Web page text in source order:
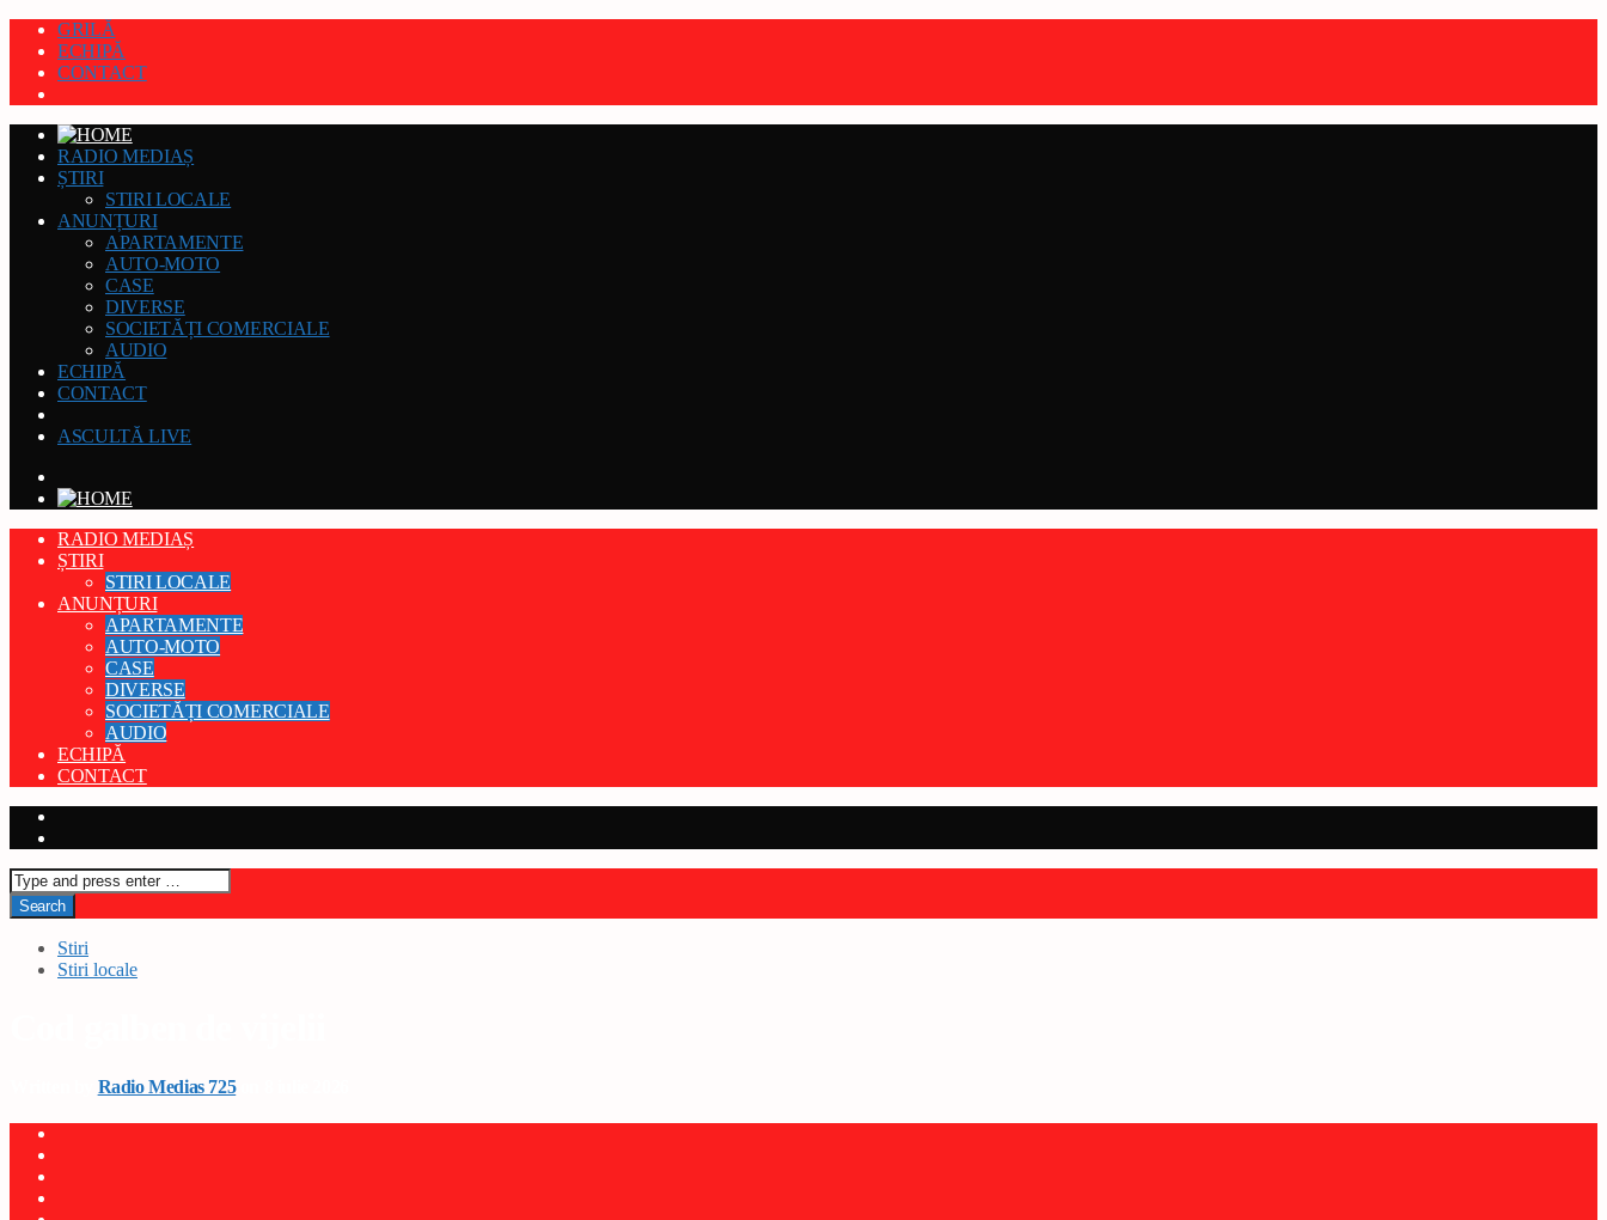
GRILĂ
ECHIPĂ
CONTACT
RADIO MEDIAȘ
ȘTIRI
STIRI LOCALE
ANUNȚURI
APARTAMENTE
AUTO-MOTO
CASE
DIVERSE
SOCIETĂȚI COMERCIALE
AUDIO
ECHIPĂ
CONTACT
ASCULTĂ LIVE
RADIO MEDIAȘ
ȘTIRI
STIRI LOCALE
ANUNȚURI
APARTAMENTE
AUTO-MOTO
CASE
DIVERSE
SOCIETĂȚI COMERCIALE
AUDIO
ECHIPĂ
CONTACT
Stiri
Stiri locale
Radio Medias 725on 8 iulie 2026